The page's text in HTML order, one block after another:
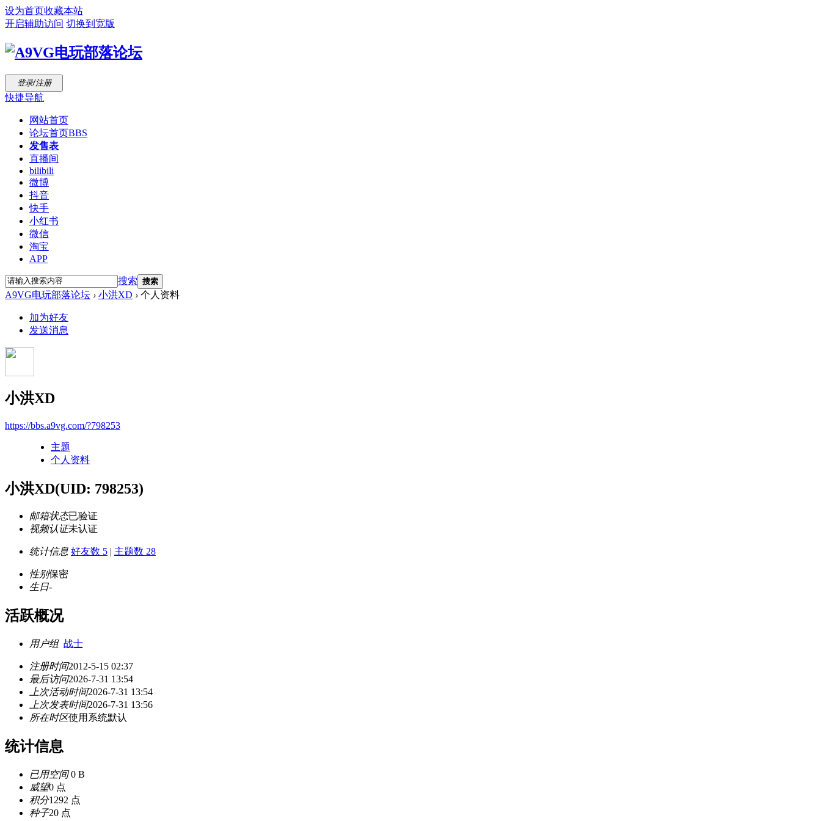
设为首页收藏本站
开启辅助访问 切换到宽版
登录/注册
快捷导航
网站首页
论坛首页BBS
发售表
直播间
bilibili
微博
抖音
快手
小红书
微信
淘宝
APP
搜索 搜索
A9VG电玩部落论坛 › 小洪XD › 个人资料
加为好友
发送消息
小洪XD
https://bbs.a9vg.com/?798253
主题
个人资料
小洪XD(UID: 798253)
邮箱状态已验证
视频认证未认证
统计信息 好友数 5 | 主题数 28
性别保密
生日-
活跃概况
用户组 战士
注册时间2012-5-15 02:37
最后访问2026-7-31 13:54
上次活动时间2026-7-31 13:54
上次发表时间2026-7-31 13:56
所在时区使用系统默认
统计信息
已用空间0 B
威望0 点
积分1292 点
种子20 点